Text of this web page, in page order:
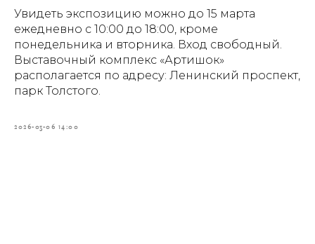
Увидеть экспозицию можно до 15 марта
ежедневно с 10:00 до 18:00, кроме
понедельника и вторника. Вход свободный.
Выставочный комплекс «Артишок»
располагается по адресу: Ленинский проспект,
парк Толстого.
2026-03-06 14:00